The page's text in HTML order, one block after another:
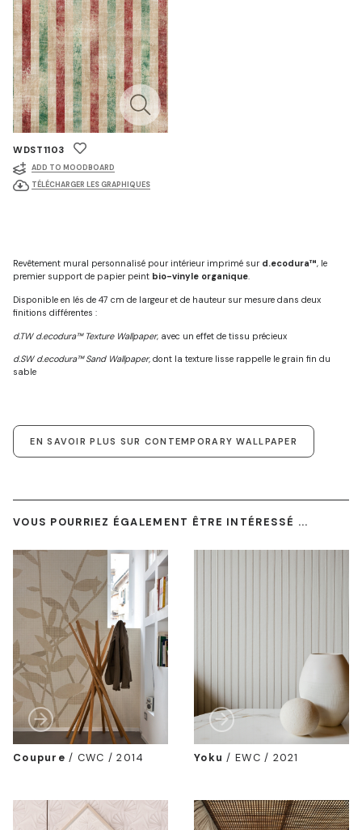
WDST1103
ADD TO MOODBOARD
TÉLÉCHARGER LES GRAPHIQUES
Revêtement mural personnalisé pour intérieur imprimé sur d.ecodura™, le
premier support de papier peint bio-vinyle organique.
Disponible en lés de 47 cm de largeur et de hauteur sur mesure dans deux
finitions différentes :
d.TW d.ecodura™ Texture Wallpaper, avec un effet de tissu précieux
d.SW d.ecodura™ Sand Wallpaper, dont la texture lisse rappelle le grain fin du
sable
EN SAVOIR PLUS SUR CONTEMPORARY WALLPAPER
VOUS POURRIEZ ÉGALEMENT ÊTRE INTÉRESSÉ ...
Coupure / CWC / 2014 Yoku / EWC / 2021